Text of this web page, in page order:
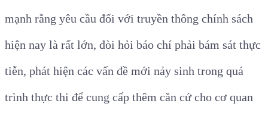
mạnh rằng yêu cầu đối với truyền thông chính sách
hiện nay là rất lớn, đòi hỏi báo chí phải bám sát thực
tiễn, phát hiện các vấn đề mới nảy sinh trong quá
trình thực thi để cung cấp thêm căn cứ cho cơ quan